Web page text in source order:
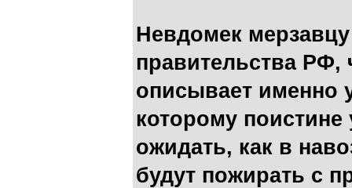
Невдомек мерзавцу
правительства РФ,
описывает именно
которому
ожидать, как в
будут пожирать с